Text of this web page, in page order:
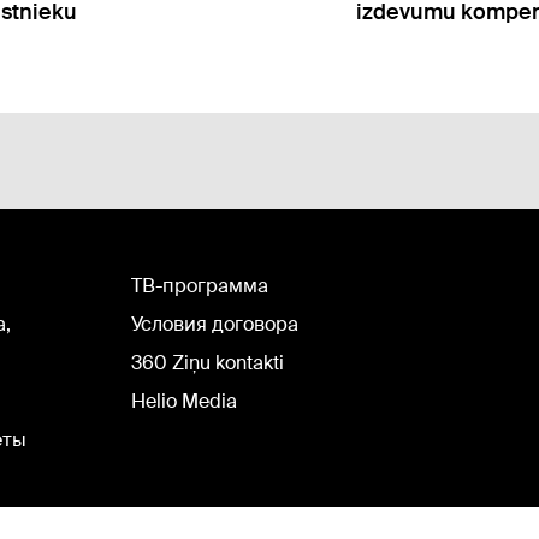
kompensāciju
"mazliet sit pāri
TВ-программа
Условия договора
360 Ziņu kontakti
Helio Media